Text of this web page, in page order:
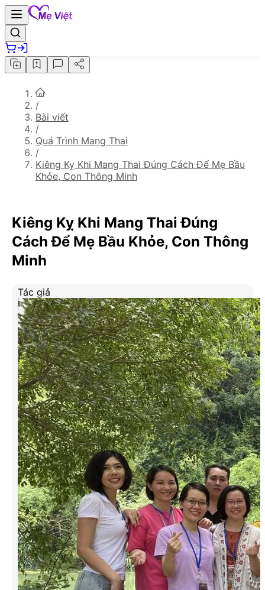
/
Bài viết
/
Quá Trình Mang Thai
/
Kiêng Kỵ Khi Mang Thai Đúng Cách Để Mẹ Bầu
Khỏe, Con Thông Minh
Kiêng Kỵ Khi Mang Thai Đúng
Cách Để Mẹ Bầu Khỏe, Con Thông
Minh
Tác giả